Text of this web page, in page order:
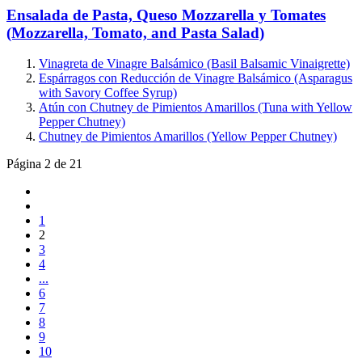
Ensalada de Pasta, Queso Mozzarella y Tomates
(Mozzarella, Tomato, and Pasta Salad)
Vinagreta de Vinagre Balsámico (Basil Balsamic Vinaigrette)
Espárragos con Reducción de Vinagre Balsámico (Asparagus
with Savory Coffee Syrup)
Atún con Chutney de Pimientos Amarillos (Tuna with Yellow
Pepper Chutney)
Chutney de Pimientos Amarillos (Yellow Pepper Chutney)
Página 2 de 21
1
2
3
4
...
6
7
8
9
10